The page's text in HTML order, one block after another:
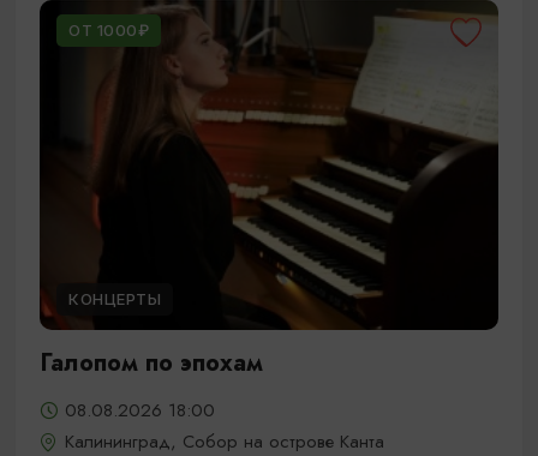
ОТ 1000₽
КОНЦЕРТЫ
Галопом по эпохам
08.08.2026 18:00
Калининград, Собор на острове Канта